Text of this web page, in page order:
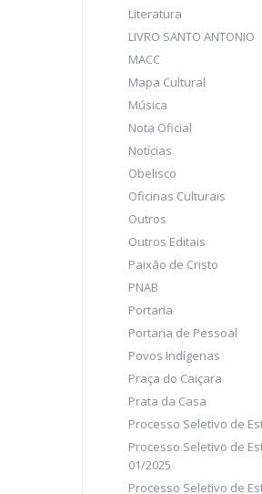
Literatura
LIVRO SANTO ANTONIO
MACC
Mapa Cultural
Música
Nota Oficial
Notícias
Obelisco
Oficinas Culturais
Outros
Outros Editais
Paixão de Cristo
PNAB
Portaria
Portaria de Pessoal
Povos Indígenas
Praça do Caiçara
Prata da Casa
Processo Seletivo de
Processo Seletivo de
01/2025
Processo Seletivo de